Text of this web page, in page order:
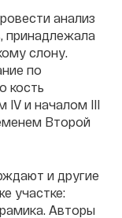
анализ
принадлежала
слону.
по
кость
IV и началом III
Второй
и другие
участке:
Авторы